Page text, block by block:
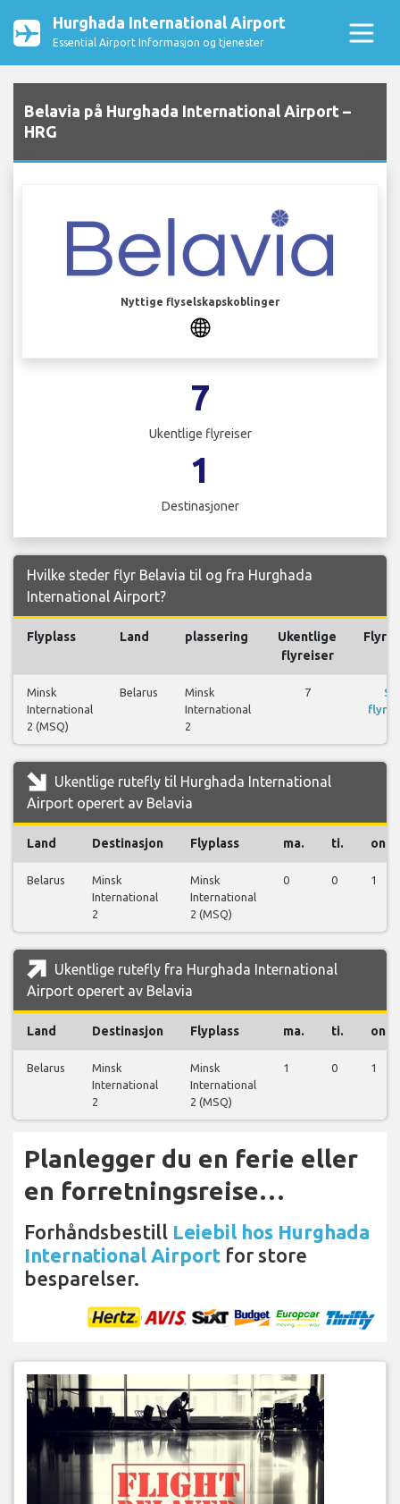
Hurghada International Airport
Essential Airport Informasjon og tjenester
Belavia på Hurghada International Airport –
HRG
Nyttige flyselskapskoblinger
7
Ukentlige flyreiser
1
Destinasjoner
Hvilke steder flyr Belavia til og fra Hurghada
International Airport?
Flyplass Land plassering
Ukentlige
flyreiser
Minsk
International
2 (MSQ)
Belarus
Minsk
International
2
7
Se
Ukentlige rutefly til Hurghada International
Airport operert av Belavia
Land Destinasjon Flyplass ma. ti. on.
Belarus
Minsk
International
2
Minsk
International
2 (MSQ)
0 0 1
Ukentlige rutefly fra Hurghada International
Airport operert av Belavia
Land Destinasjon Flyplass ma. ti. on.
Belarus
Minsk
International
2
Minsk
International
2 (MSQ)
1 0 1
Planlegger du en ferie eller
en forretningsreise…
Forhåndsbestill Leiebil hos Hurghada
International Airport for store
besparelser.